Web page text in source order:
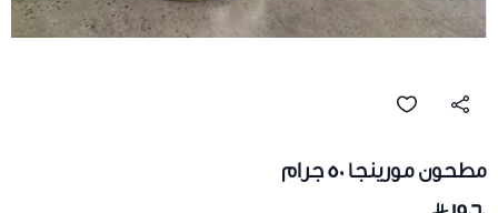
مطحون مورينجا 50 جرام